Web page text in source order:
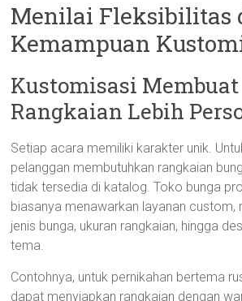
Menilai Fleksibilitas
Kemampuan
Kustomisasi Membuat
Rangkaian Lebih
Setiap acara memiliki karakter unik.
pelanggan membutuhkan rangkaian
tidak tersedia di katalog. Toko bunga
biasanya menawarkan layanan custom,
jenis bunga, ukuran rangkaian, hingga
tema.
Contohnya, untuk pernikahan bertema
dapat menyiapkan rangkaian dengan